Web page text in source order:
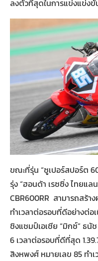
ลงตัวที่สุดในการแข่งแข่งขั
ขณะที่รุ่น “ซูเปอร์สปอร์ต
รุ่ง “ฮอนด้า เรซซิ่ง ไทยแ
CBR600RR สามารถสร้
ทำเวลาต่อรอบที่ดีอย่างต่อ
ชิงแชมป์เอเชีย “มิกซ์” ธนั
6 เวลาต่อรอบที่ดีที่สุด
สิงหพงศ์ หมายเลข 85 ทำ